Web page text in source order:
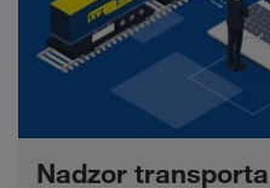
Nadzor transporta